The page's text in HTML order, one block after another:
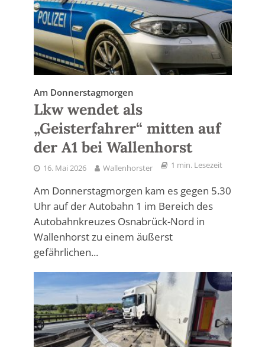
Am Donnerstagmorgen
Lkw wendet als
„Geisterfahrer“ mitten auf
der A1 bei Wallenhorst
16. Mai 2026 Wallenhorster 1 min. Lesezeit
Am Donnerstagmorgen kam es gegen 5.30
Uhr auf der Autobahn 1 im Bereich des
Autobahnkreuzes Osnabrück-Nord in
Wallenhorst zu einem äußerst
gefährlichen...